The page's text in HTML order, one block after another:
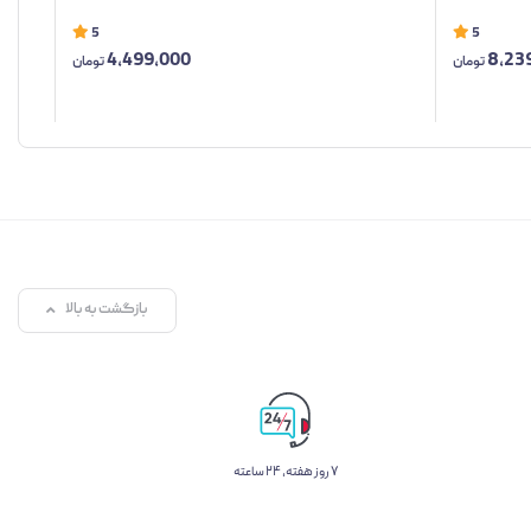
5
تومان
5
4,499,000تومان
بازگشت به بالا
۷ روز ﻫﻔﺘﻪ، ۲۴ ﺳﺎﻋﺘﻪ